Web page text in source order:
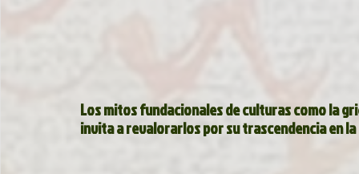
Los mitos fundacionales de culturas como la
invita a revalorarlos por su trascendencia en